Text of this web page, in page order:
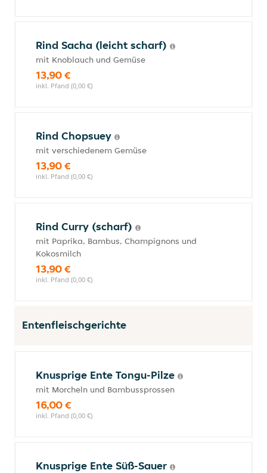
Rind Sacha (leicht scharf)
mit Knoblauch und Gemüse
13,90 €
inkl. Pfand (0,00 €)
Rind Chopsuey
mit verschiedenem Gemüse
13,90 €
inkl. Pfand (0,00 €)
Rind Curry (scharf)
mit Paprika, Bambus, Champignons und
Kokosmilch
13,90 €
inkl. Pfand (0,00 €)
Entenfleischgerichte
Knusprige Ente Tongu-Pilze
mit Morcheln und Bambussprossen
16,00 €
inkl. Pfand (0,00 €)
Knusprige Ente Süß-Sauer